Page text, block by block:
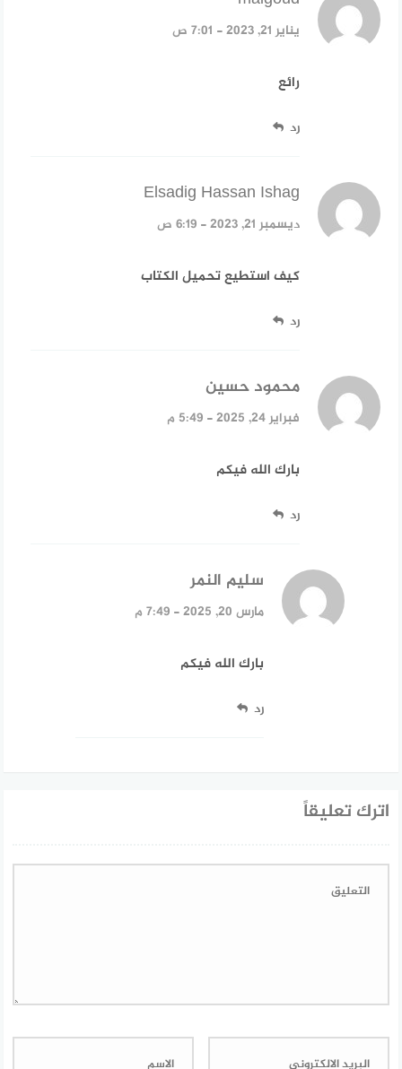
يناير 21, 2023 - 7:01 ص
رائع
رد
Elsadig Hassan Ishag
ديسمبر 21, 2023 - 6:19 ص
كيف استطيع تحميل الكتاب
رد
محمود حسين
فبراير 24, 2025 - 5:49 م
بارك الله فيكم
رد
سليم النمرقال:
مارس 20, 2025 - 7:49 م
بارك الله فيكم
رد
اترك تعليقاً